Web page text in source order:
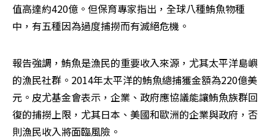
值高達約420億。但保育專家指出，全球八種鮪魚物種
中，有五種因為過度捕撈而有滅絕危機。
報告強調，鮪魚是漁民的重要收入來源，尤其太平洋島嶼
的漁民社群。2014年太平洋的鮪魚總捕獲金額為220億美
元。皮尤基金會表示，企業、政府應協議能讓鮪魚族群回
復的捕撈上限，尤其日本、美國和歐洲的企業與政府，否
則漁民收入將面臨風險。